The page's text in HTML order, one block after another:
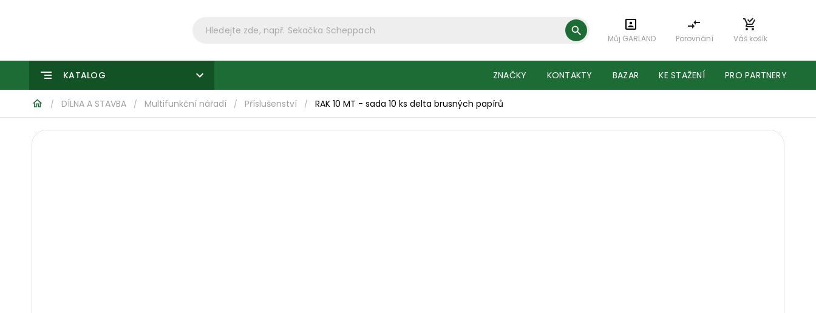
Můj GARLAND Porovnání Váš košík
KATALOG ZNAČKY KONTAKTY BAZAR KE STAŽENÍ PRO PARTNERY
/ DÍLNA A STAVBA / Multifunkční nářadí / Příslušenství / RAK 10 MT - sada 10 ks delta brusných papírů